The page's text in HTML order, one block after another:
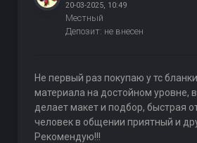
20-03-2025, 10:49
Местный
Депозит: не внесен
Не первый раз покупаю у тс
материала на достойном уровне,
делает макет и подбор, быстрая
человек в общении приятный и
Рекомендую!!!